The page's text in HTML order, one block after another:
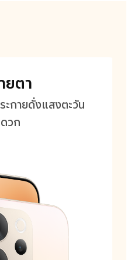
ยตา
กายดั่งแสงตะวัน
วก